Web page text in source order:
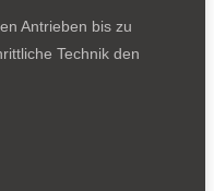
Antrieben bis zu
Technik den